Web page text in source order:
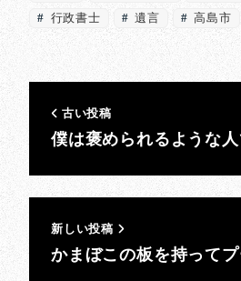
行政書士
遺言 高島市
古い投稿
僕は褒められるような
新しい投稿
かまぼこの板を持ってプ